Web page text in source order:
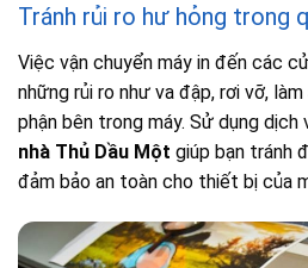
Tránh rủi ro hư hỏng trong
Việc vận chuyển máy in đến các
những rủi ro như va đập, rơi vỡ,
phận bên trong máy. Sử dụng dịch
nhà Thủ Dầu Một giúp bạn tránh
đảm bảo an toàn cho thiết bị của